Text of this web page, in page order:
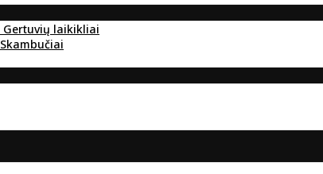
Gertuvių laikikliai
Skambučiai